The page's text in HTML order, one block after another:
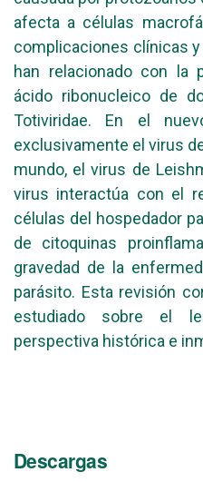
afecta a células
complicaciones clínicas
han relacionado con la
ácido ribonucleico de
Totiviridae. En el
exclusivamente el virus
mundo, el virus de
virus interactúa con el
células del hospedador
de citoquinas
gravedad de la
parásito. Esta revisión
estudiado sobre el
perspectiva histórica e
Descargas